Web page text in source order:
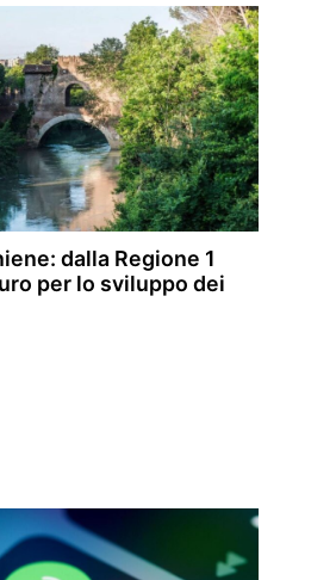
dalla Regione 1
per lo sviluppo dei